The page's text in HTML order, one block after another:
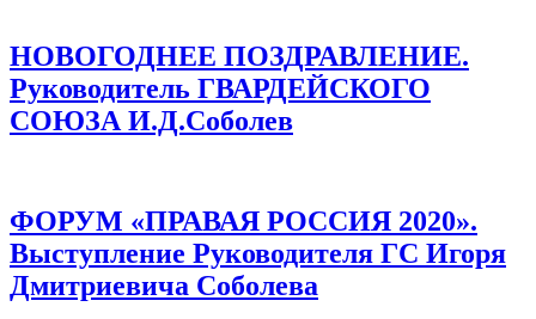
НОВОГОДНЕЕ ПОЗДРАВЛЕНИЕ.
Руководитель ГВАРДЕЙСКОГО
СОЮЗА И.Д.Соболев
ФОРУМ «ПРАВАЯ РОССИЯ 2020».
Выступление Руководителя ГС Игоря
Дмитриевича Соболева